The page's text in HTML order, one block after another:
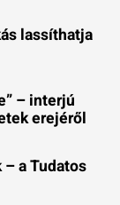
lassíthatja
– interjú
erejéről
a Tudatos